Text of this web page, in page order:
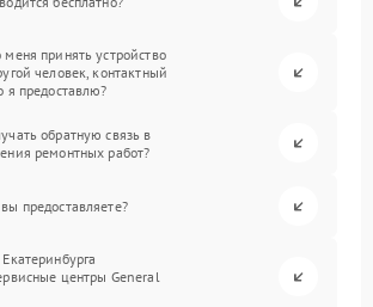
принять устройство
человек, контактный
я предоставлю?
обратную связь в
ремонтных работ?
предоставляете?
центры General